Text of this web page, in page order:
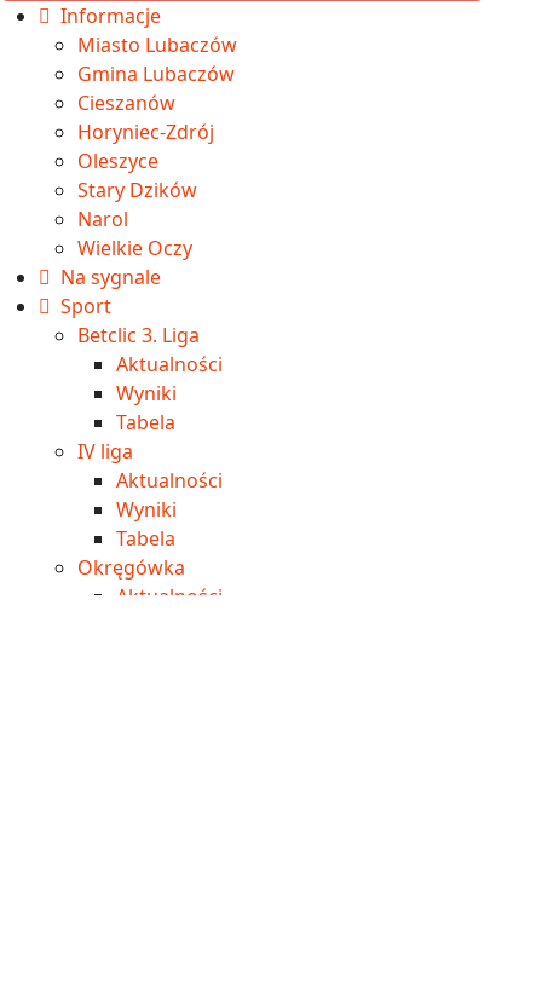
Informacje
Miasto Lubaczów
Gmina Lubaczów
Cieszanów
Horyniec-Zdrój
Oleszyce
Stary Dzików
Narol
Wielkie Oczy
Na sygnale
Sport
Betclic 3. Liga
Aktualności
Wyniki
Tabela
IV liga
Aktualności
Wyniki
Tabela
Okręgówka
Aktualności